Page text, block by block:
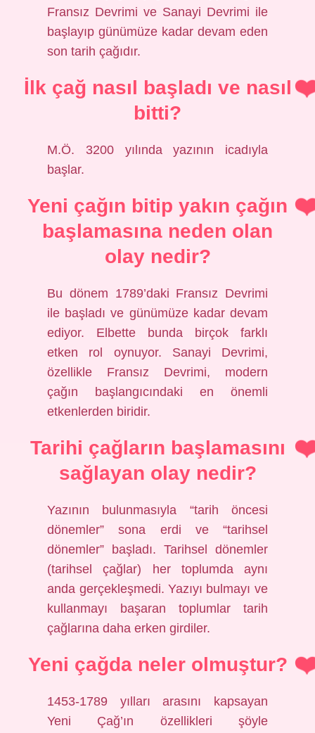
Fransız Devrimi ve Sanayi Devrimi ile
başlayıp günümüze kadar devam eden
son tarih çağıdır.
İlk çağ nasıl başladı ve nasıl
bitti?
M.Ö. 3200 yılında yazının icadıyla
başlar.
Yeni çağın bitip yakın çağın
başlamasına neden olan
olay nedir?
Bu dönem 1789’daki Fransız Devrimi
ile başladı ve günümüze kadar devam
ediyor. Elbette bunda birçok farklı
etken rol oynuyor. Sanayi Devrimi,
özellikle Fransız Devrimi, modern
çağın başlangıcındaki en önemli
etkenlerden biridir.
Tarihi çağların başlamasını
sağlayan olay nedir?
Yazının bulunmasıyla “tarih öncesi
dönemler” sona erdi ve “tarihsel
dönemler” başladı. Tarihsel dönemler
(tarihsel çağlar) her toplumda aynı
anda gerçekleşmedi. Yazıyı bulmayı ve
kullanmayı başaran toplumlar tarih
çağlarına daha erken girdiler.
Yeni çağda neler olmuştur?
1453-1789 yılları arasını kapsayan
Yeni Çağ’ın özellikleri şöyle